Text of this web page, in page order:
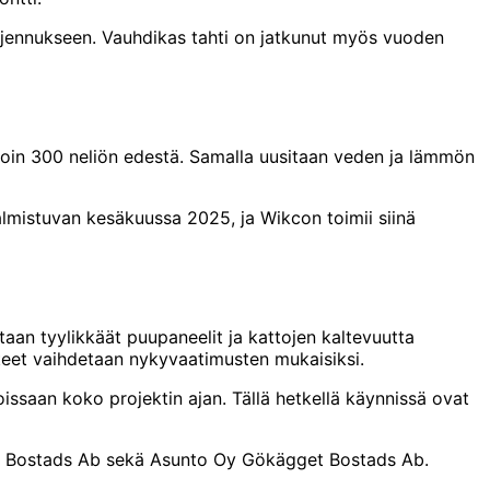
Vauhdikas tahti on jatkunut myös vuoden
300 neliön edestä. Samalla uusitaan veden ja lämmön
kesäkuussa 2025, ja Wikcon toimii siinä
tyylikkäät puupaneelit ja kattojen kaltevuutta
vaihdetaan nykyvaatimusten mukaisiksi.
koko projektin ajan. Tällä hetkellä käynnissä ovat
Ab sekä Asunto Oy Gökägget Bostads Ab.